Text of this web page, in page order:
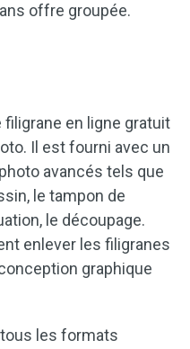
offre groupée.
en ligne gratuit
Il est fourni avec un
avancés tels que
le tampon de
le découpage.
enlever les filigranes
graphique
les formats